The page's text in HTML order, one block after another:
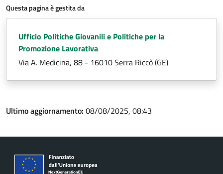
Questa pagina è gestita da
Ufficio Politiche Giovanili e Politiche per la
Promozione Lavorativa
Via A. Medicina, 88 - 16010 Serra Riccò (GE)
Ultimo aggiornamento: 08/08/2025, 08:43